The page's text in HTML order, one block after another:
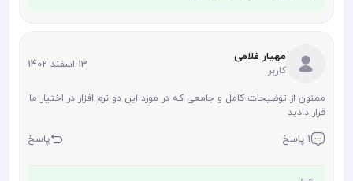
مهیار غلامی
کاربر 13 اسفند 1402
ممنون از توضیحات کامل و جامعی که در مورد این دو نرم افزار در اختیار ما
قرار دادید
1 پاسخ پاسخ